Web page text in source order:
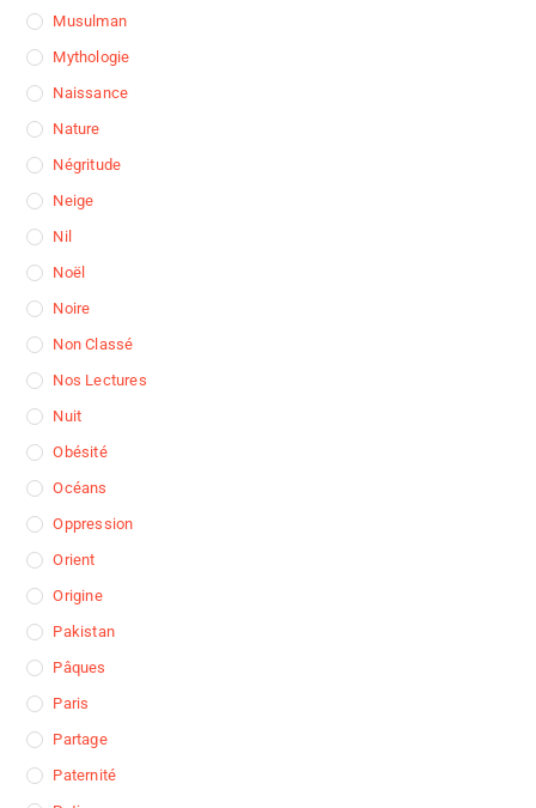
Musulman
Mythologie
Naissance
Nature
Négritude
Neige
Nil
Noël
Noire
Non Classé
Nos Lectures
Nuit
Obésité
Océans
Oppression
Orient
Origine
Pakistan
Pâques
Paris
Partage
Paternité